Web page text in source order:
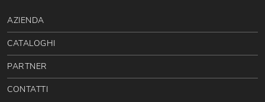
AZIENDA
CATALOGHI
PARTNER
CONTATTI